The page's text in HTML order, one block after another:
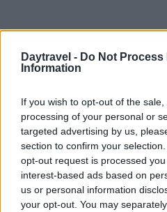
Daytravel - Do Not Process
Information
If you wish to opt-out of the
processing of your personal or
targeted advertising by us,
section to confirm your
opt-out request is processed
interest-based ads based on
us or personal information
your opt-out. You may